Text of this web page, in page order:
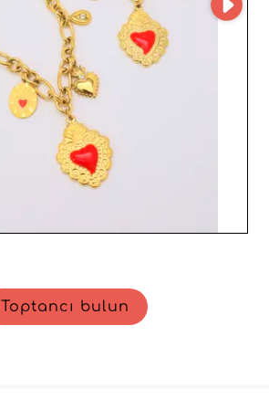
Toptancı bulun